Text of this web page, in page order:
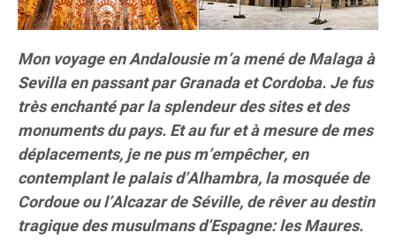
Mon voyage en Andalousie m’a mené de Malaga à
Sevilla en passant par Granada et Cordoba. Je fus
très enchanté par la splendeur des sites et des
monuments du pays. Et au fur et à mesure de mes
déplacements, je ne pus m’empêcher, en
contemplant le palais d’Alhambra, la mosquée de
Cordoue ou l’Alcazar de Séville, de rêver au destin
tragique des musulmans d’Espagne: les Maures.